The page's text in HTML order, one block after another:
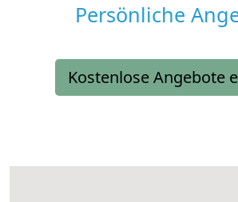
Persönliche
Kostenlose Angebote